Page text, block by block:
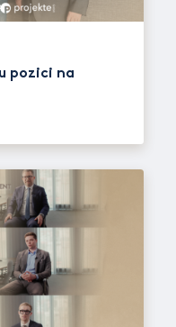
pozici na